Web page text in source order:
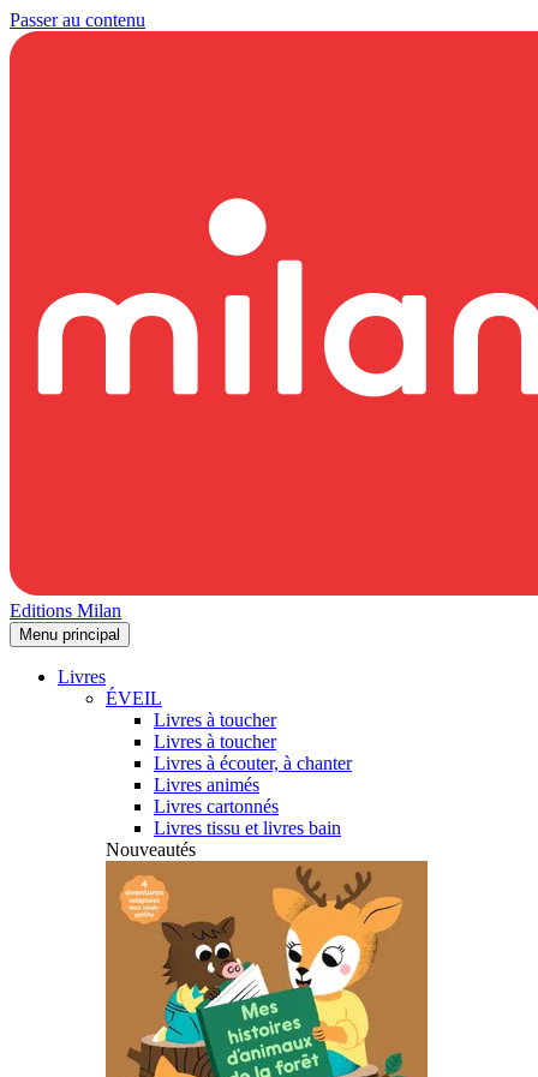
Passer au contenu
Editions Milan
Menu principal
Livres
ÉVEIL
Livres à toucher
Livres à toucher
Livres à écouter, à chanter
Livres animés
Livres cartonnés
Livres tissu et livres bain
Nouveautés